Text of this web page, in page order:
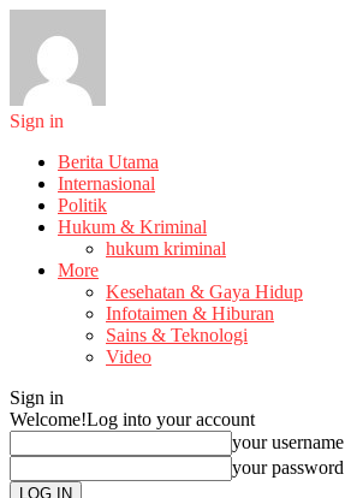
Sign in
Berita Utama
Internasional
Politik
Hukum & Kriminal
hukum kriminal
More
Kesehatan & Gaya Hidup
Infotaimen & Hiburan
Sains & Teknologi
Video
Sign in
Welcome!Log into your account
your username
your password